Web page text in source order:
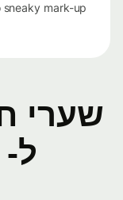
sneaky mark-up
ל- BDT היום